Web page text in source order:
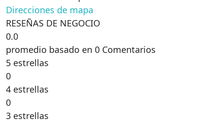
Direcciones de mapa
RESEÑAS DE NEGOCIO
0.0
promedio basado en 0 Comentarios
5 estrellas
0
4 estrellas
0
3 estrellas